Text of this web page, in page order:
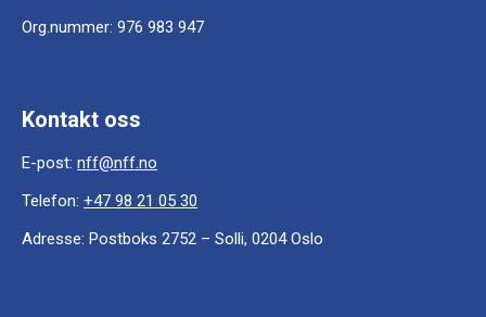
Org.nummer: 976 983 947
Kontakt oss
E-post: nff@nff.no
Telefon: +47 98 21 05 30
Adresse: Postboks 2752 – Solli, 0204 Oslo